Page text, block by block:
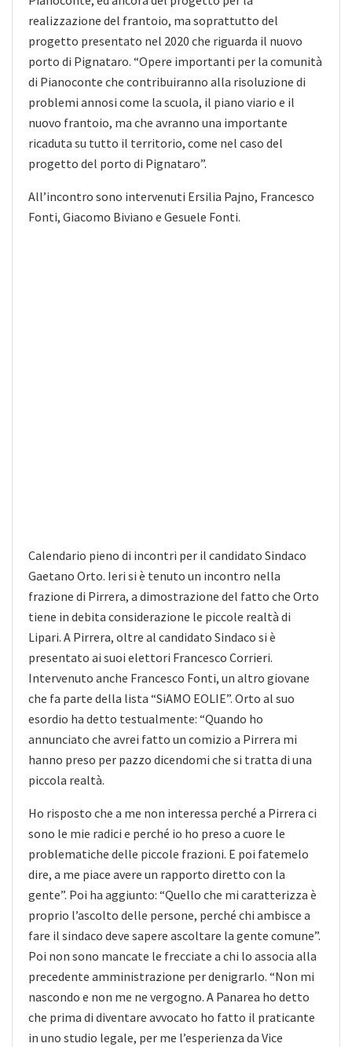
realizzazione del frantoio, ma soprattutto del
progetto presentato nel 2020 che riguarda il nuovo
porto di Pignataro. “Opere importanti per la comunità
di Pianoconte che contribuiranno alla risoluzione di
problemi annosi come la scuola, il piano viario e il
nuovo frantoio, ma che avranno una importante
ricaduta su tutto il territorio, come nel caso del
progetto del porto di Pignataro”.
All’incontro sono intervenuti Ersilia Pajno, Francesco
Fonti, Giacomo Biviano e Gesuele Fonti.
Calendario pieno di incontri per il candidato Sindaco
Gaetano Orto. Ieri si è tenuto un incontro nella
frazione di Pirrera, a dimostrazione del fatto che Orto
tiene in debita considerazione le piccole realtà di
Lipari. A Pirrera, oltre al candidato Sindaco si è
presentato ai suoi elettori Francesco Corrieri.
Intervenuto anche Francesco Fonti, un altro giovane
che fa parte della lista “SiAMO EOLIE”. Orto al suo
esordio ha detto testualmente: “Quando ho
annunciato che avrei fatto un comizio a Pirrera mi
hanno preso per pazzo dicendomi che si tratta di una
piccola realtà.
Ho risposto che a me non interessa perché a Pirrera ci
sono le mie radici e perché io ho preso a cuore le
problematiche delle piccole frazioni. E poi fatemelo
dire, a me piace avere un rapporto diretto con la
gente”. Poi ha aggiunto: “Quello che mi caratterizza è
proprio l’ascolto delle persone, perché chi ambisce a
fare il sindaco deve sapere ascoltare la gente comune”.
Poi non sono mancate le frecciate a chi lo associa alla
precedente amministrazione per denigrarlo. “Non mi
nascondo e non me ne vergogno. A Panarea ho detto
che prima di diventare avvocato ho fatto il praticante
in uno studio legale, per me l’esperienza da Vice